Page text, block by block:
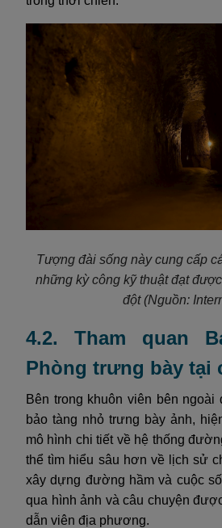
Tượng đài sống này cung cấp
những kỳ công kỹ thuật đạt
đột(Nguồn:
4.2. Tham quan
Phòng trưng bày tại
Bên trong khuôn viên bên
bảo tàng nhỏ trưng bày ảnh,
mô hình chi tiết về hệ thống
thể tìm hiểu sâu hơn về lịch sử
xây dựng đường hầm và cuộc
qua hình ảnh và câu chuyện
dẫn viên địa phương.